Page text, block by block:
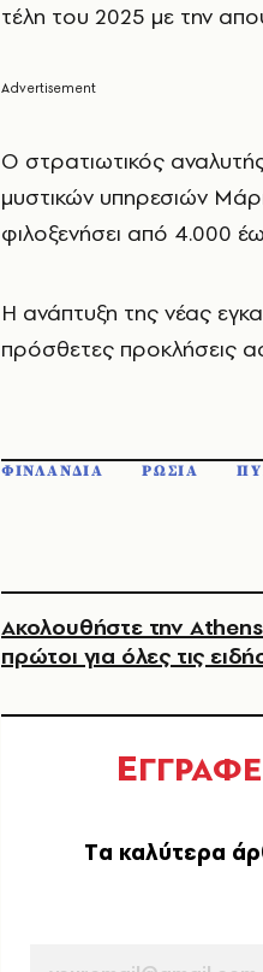
τέλη του 2025 με την
Ο στρατιωτικός
μυστικών υπηρεσιών
φιλοξενήσει από 4.000
Η ανάπτυξη της νέας
πρόσθετες προκλήσεις
ΦΙΝΛΑΝΔΙΑ ΡΩΣΙΑ
Ακολουθήστε την
πρώτοι για όλες τις
Ε
Tα καλύτερα